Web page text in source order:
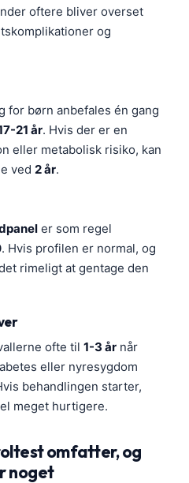
oftere bliver overset
og
for børn anbefales én gang
21 år. Hvis der er en
eller metabolisk risiko, kan
ved 2 år.
er som regel
. Hvis profilen er normal, og
rimeligt at gentage den
ofte til 1-3 år når
eller nyresygdom
behandlingen starter,
meget hurtigere.
omfatter, og
noget